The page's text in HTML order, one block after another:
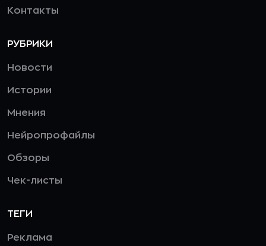
Контакты
РУБРИКИ
Новости
Истории
Мнения
Нейропрофайлы
Обзоры
Чек-листы
ТЕГИ
Реклама